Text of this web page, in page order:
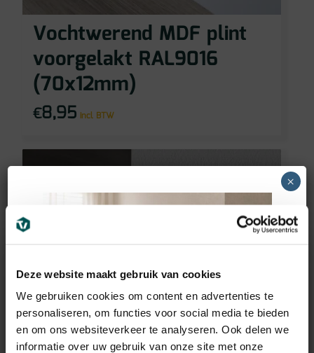
Deze website maakt gebruik van cookies
We gebruiken cookies om content en advertenties te
personaliseren, om functies voor social media te bieden
en om ons websiteverkeer te analyseren. Ook delen we
informatie over uw gebruik van onze site met onze
Vochtwerend MDF plint
voorgelakt RAL9016
(70x12mm)
€8,95 incl BTW
×